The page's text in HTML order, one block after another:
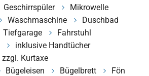
Geschirrspüler
Mikrowelle
Waschmaschine
Duschbad
Tiefgarage
Fahrstuhl
inklusive Handtücher
zzgl. Kurtaxe
Bügeleisen Bügelbrett
Fön